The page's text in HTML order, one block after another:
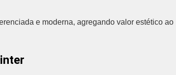
e moderna, agregando valor estético ao